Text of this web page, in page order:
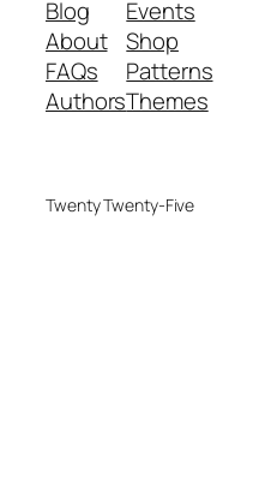
Blog
About
FAQs
Authors
Events
Shop
Patterns
Themes
Twenty Twenty-Five